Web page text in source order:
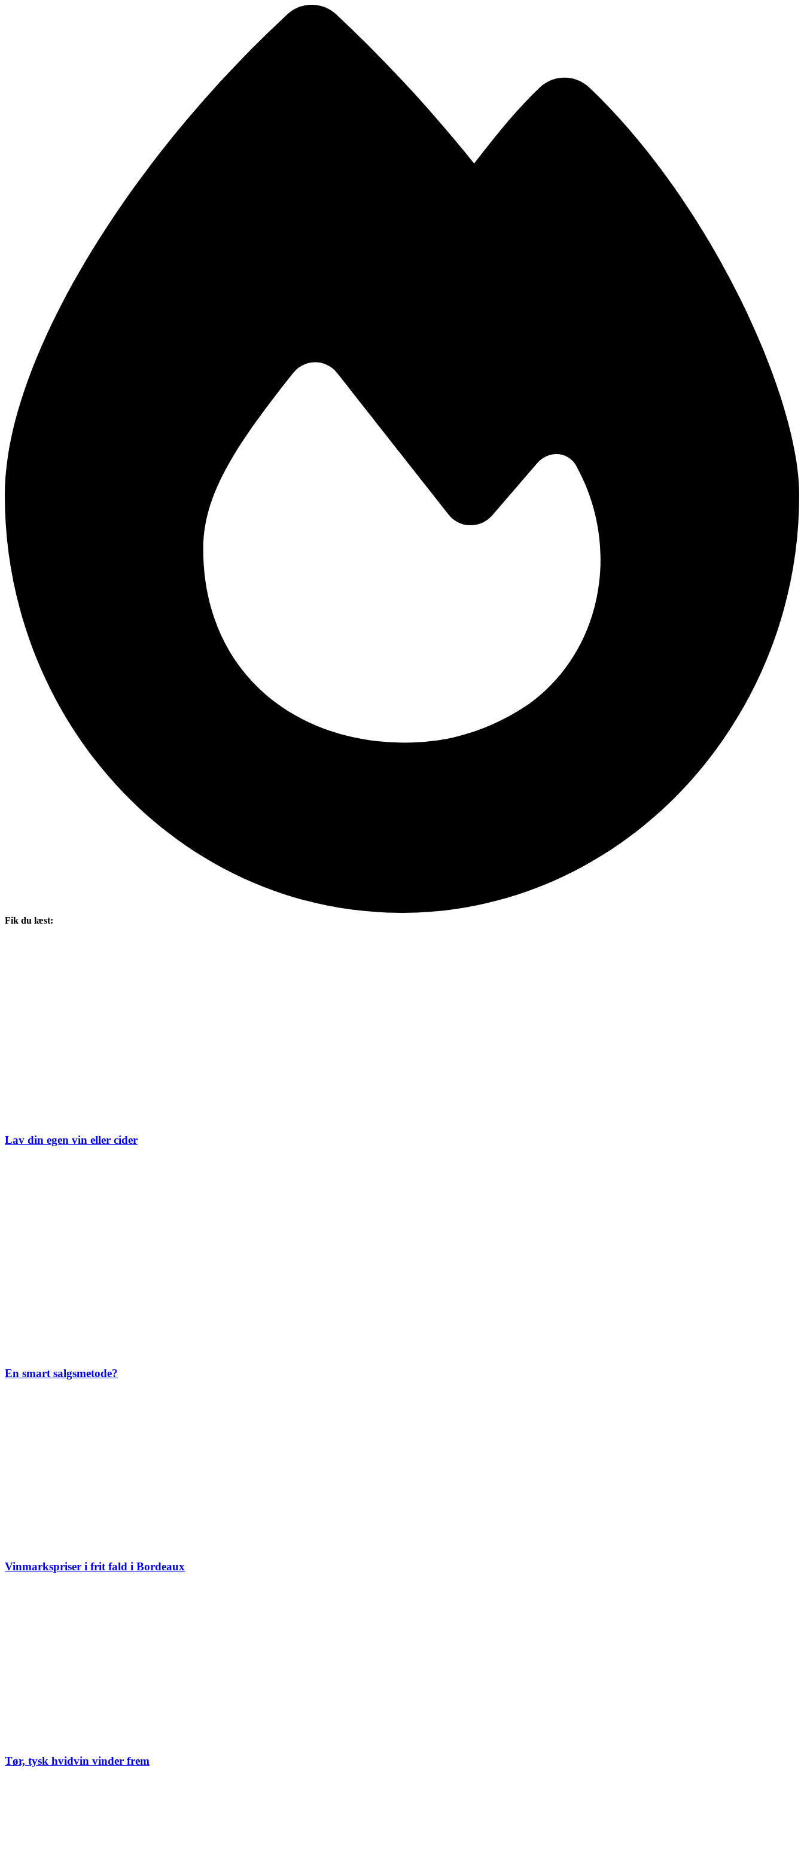
Fik du læst:
Lav din egen vin eller cider
En smart salgsmetode?
Vinmarkspriser i frit fald i Bordeaux
Tør, tysk hvidvin vinder frem